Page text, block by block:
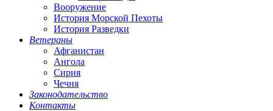
Вооружение
История Морской Пехоты
История Разведки
Ветераны
Афганистан
Ангола
Сирия
Чечня
Законодательство
Контакты